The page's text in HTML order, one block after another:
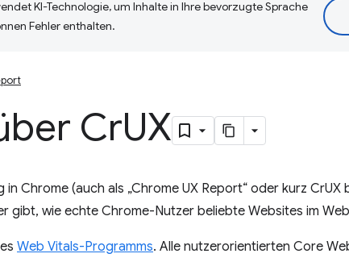
KI-Technologie, um Inhalte in Ihre bevorzugte Sprache
Fehler enthalten.
CrUX
Chrome (auch als „Chrome UX Report“ oder kurz CrUX
gibt, wie echte Chrome-Nutzer beliebte Websites im
Web Vitals-Programms. Alle nutzerorientierten Core